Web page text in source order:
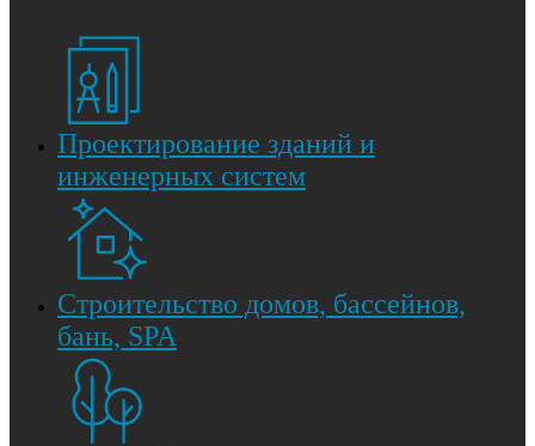
Проектирование зданий и
инженерных систем
Строительство домов, бассейнов,
бань, SPA